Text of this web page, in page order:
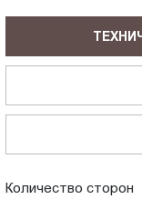
Количество сторон